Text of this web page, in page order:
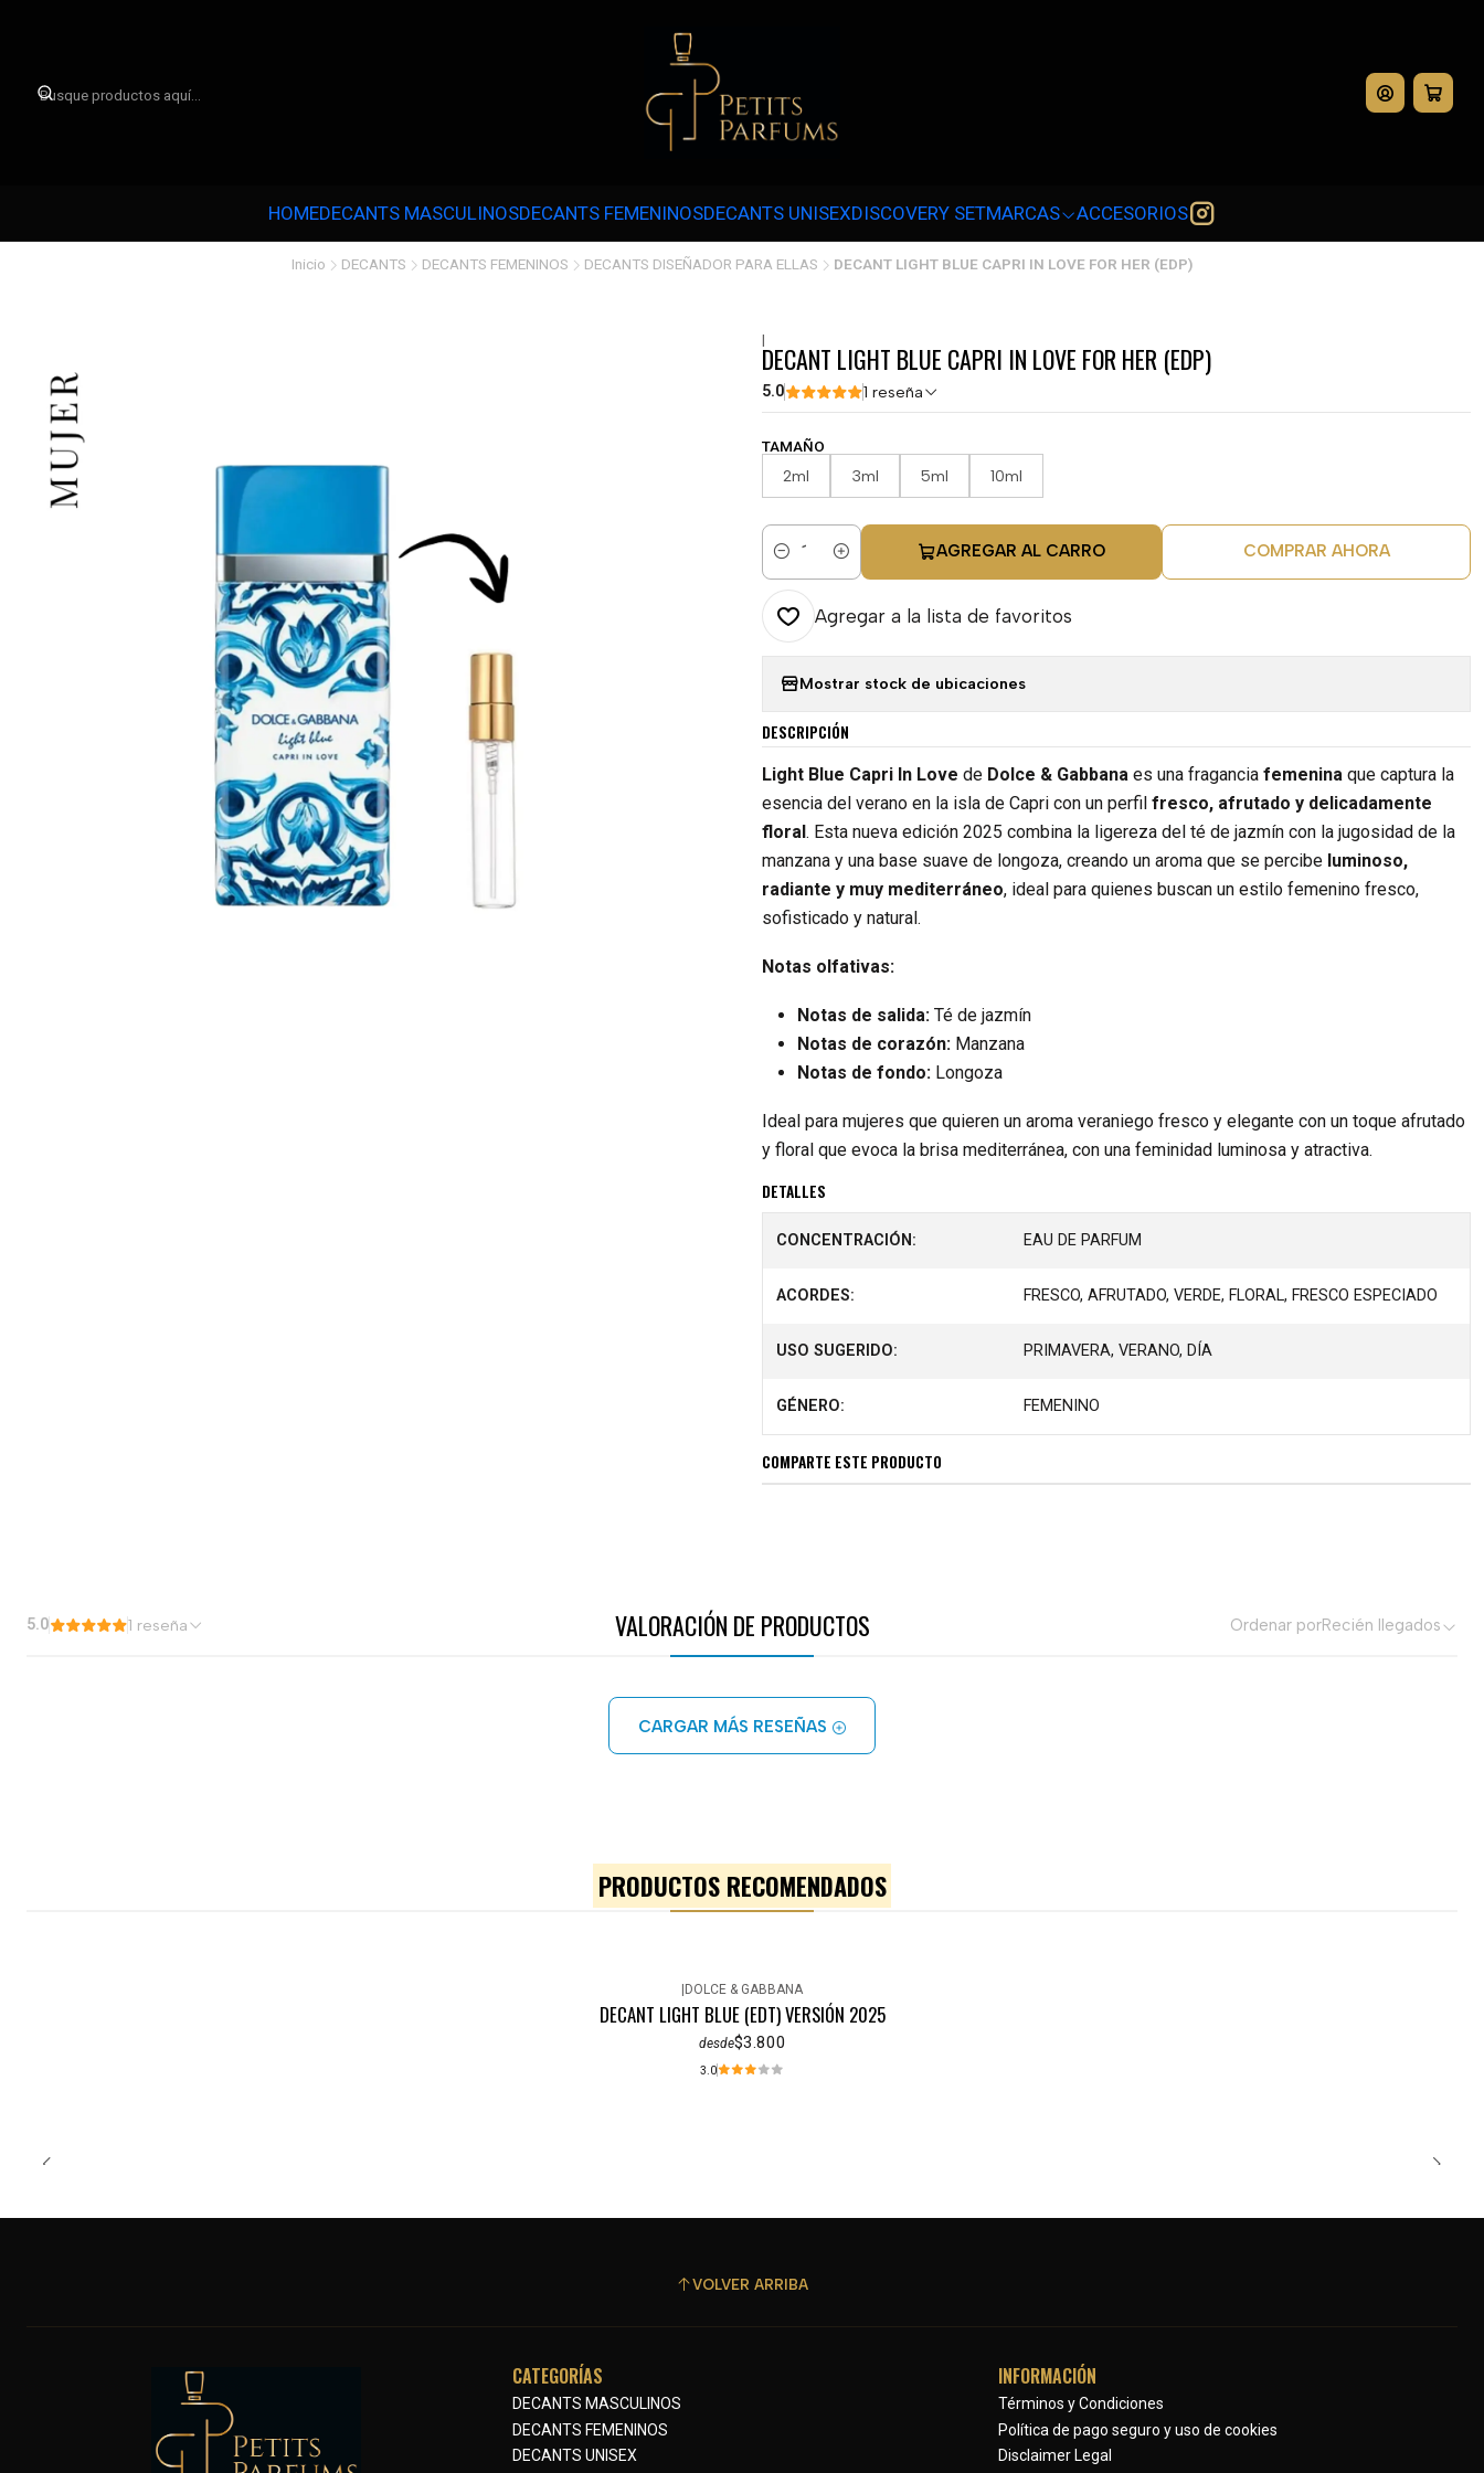
HOMEDECANTS MASCULINOSDECANTS FEMENINOSDECANTS UNISEXDISCOVERY SETMARCAS ACCESORIOS
Inicio DECANTS DECANTS FEMENINOS DECANTS DISEÑADOR PARA ELLAS DECANT LIGHT BLUE CAPRI IN LOVE FOR HER (EDP)
|
DECANT LIGHT BLUE CAPRI IN LOVE FOR HER (EDP)
5.0 1 reseña
TAMAÑO
2ml 3ml 5ml 10ml
Cantidad
AGREGAR AL CARRO COMPRAR AHORA
Agregar a la lista de favoritos
Mostrar stock de ubicaciones
DESCRIPCIÓN
Light Blue Capri In Love de Dolce & Gabbana es una fragancia femenina que captura la
esencia del verano en la isla de Capri con un perfil fresco, afrutado y delicadamente
floral. Esta nueva edición 2025 combina la ligereza del té de jazmín con la jugosidad de la
manzana y una base suave de longoza, creando un aroma que se percibe luminoso,
radiante y muy mediterráneo, ideal para quienes buscan un estilo femenino fresco,
sofisticado y natural.
Notas olfativas:
Notas de salida: Té de jazmín
Notas de corazón: Manzana
Notas de fondo: Longoza
Ideal para mujeres que quieren un aroma veraniego fresco y elegante con un toque afrutado
y floral que evoca la brisa mediterránea, con una feminidad luminosa y atractiva.
DETALLES
CONCENTRACIÓN: EAU DE PARFUM
ACORDES: FRESCO, AFRUTADO, VERDE, FLORAL, FRESCO ESPECIADO
USO SUGERIDO: PRIMAVERA, VERANO, DÍA
GÉNERO: FEMENINO
COMPARTE ESTE PRODUCTO
VALORACIÓN DE PRODUCTOS
5.0 1 reseña Ordenar porRecién llegados
CARGAR MÁS RESEÑAS
PRODUCTOS RECOMENDADOS
|DOLCE & GABBANA
DECANT LIGHT BLUE (EDT) VERSIÓN 2025
desde$3.800
3.0
VOLVER ARRIBA
CATEGORÍAS
DECANTS MASCULINOS
DECANTS FEMENINOS
DECANTS UNISEX
INFORMACIÓN
Términos y Condiciones
Política de pago seguro y uso de cookies
Disclaimer Legal